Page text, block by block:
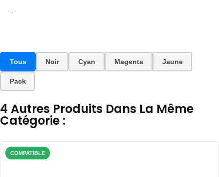
-
Tous Noir Cyan Magenta Jaune
Pack
4 Autres Produits Dans La Même
Catégorie :
COMPATIBLE